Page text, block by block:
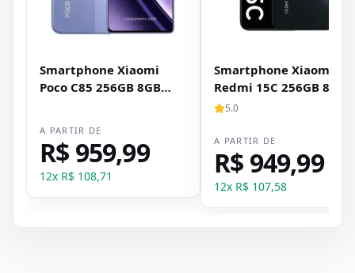
Smartphone Xiaomi
Poco C85 256GB 8GB
A PARTIR DE
R$ 959,99
12x R$ 108,71
Smartphone Xiaomi
Redmi 15C 256GB 8GB
RAM Dual SIM Tela 6.9"
5.0
A PARTIR DE
R$ 949,99
12x R$ 107,58